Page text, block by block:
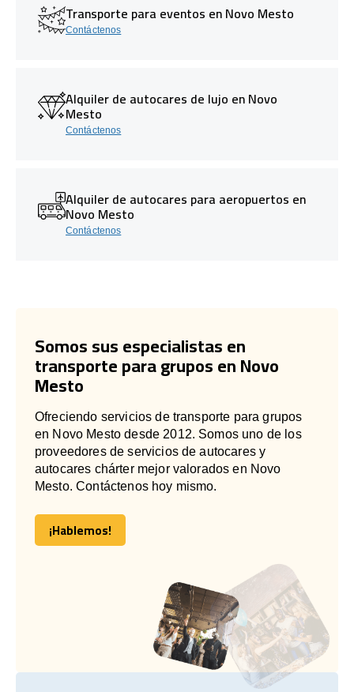
Transporte para eventos en Novo Mesto
Contáctenos
Alquiler de autocares de lujo en Novo
Mesto
Contáctenos
Alquiler de autocares para aeropuertos en
Novo Mesto
Contáctenos
Somos sus especialistas en
transporte para grupos en Novo
Mesto
Ofreciendo servicios de transporte para grupos
en Novo Mesto desde 2012. Somos uno de los
proveedores de servicios de autocares y
autocares chárter mejor valorados en Novo
Mesto. Contáctenos hoy mismo.
¡Hablemos!
¡Hablemos!